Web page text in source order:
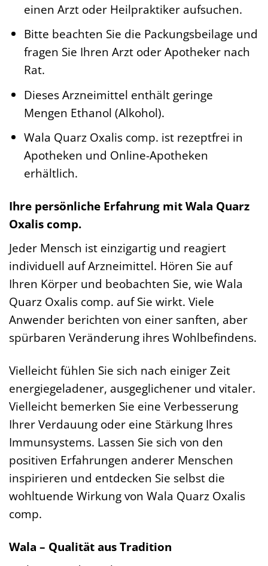
einen Arzt oder Heilpraktiker aufsuchen.
Bitte beachten Sie die Packungsbeilage und
fragen Sie Ihren Arzt oder Apotheker nach
Rat.
Dieses Arzneimittel enthält geringe
Mengen Ethanol (Alkohol).
Wala Quarz Oxalis comp. ist rezeptfrei in
Apotheken und Online-Apotheken
erhältlich.
Ihre persönliche Erfahrung mit Wala Quarz
Oxalis comp.
Jeder Mensch ist einzigartig und reagiert
individuell auf Arzneimittel. Hören Sie auf
Ihren Körper und beobachten Sie, wie Wala
Quarz Oxalis comp. auf Sie wirkt. Viele
Anwender berichten von einer sanften, aber
spürbaren Veränderung ihres Wohlbefindens.
Vielleicht fühlen Sie sich nach einiger Zeit
energiegeladener, ausgeglichener und vitaler.
Vielleicht bemerken Sie eine Verbesserung
Ihrer Verdauung oder eine Stärkung Ihres
Immunsystems. Lassen Sie sich von den
positiven Erfahrungen anderer Menschen
inspirieren und entdecken Sie selbst die
wohltuende Wirkung von Wala Quarz Oxalis
comp.
Wala – Qualität aus Tradition